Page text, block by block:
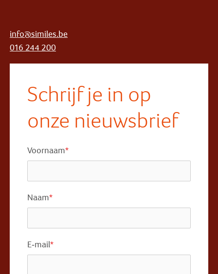
info@similes.be
016 244 200
Schrijf je in op
onze nieuwsbrief
Voornaam*
Naam*
E-mail*